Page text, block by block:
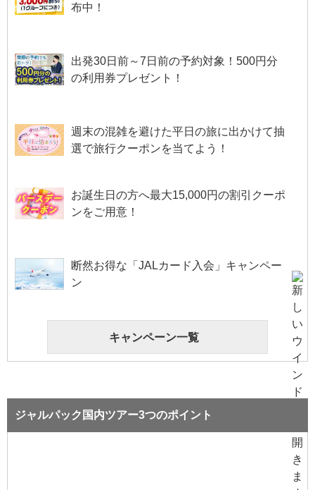
布中！
出発30日前～7日前の予約対象！500円分
の利用券プレゼント！
週末の混雑を避けた平日の旅に出かけて抽
選で旅行クーポンを当てよう！
お誕生日の方へ最大15,000円の割引クーポ
ンをご用意！
断然お得な「JALカード入会」キャンペー
ン
キャンペーン一覧
ジャルパック国内ツアー3つのポイント